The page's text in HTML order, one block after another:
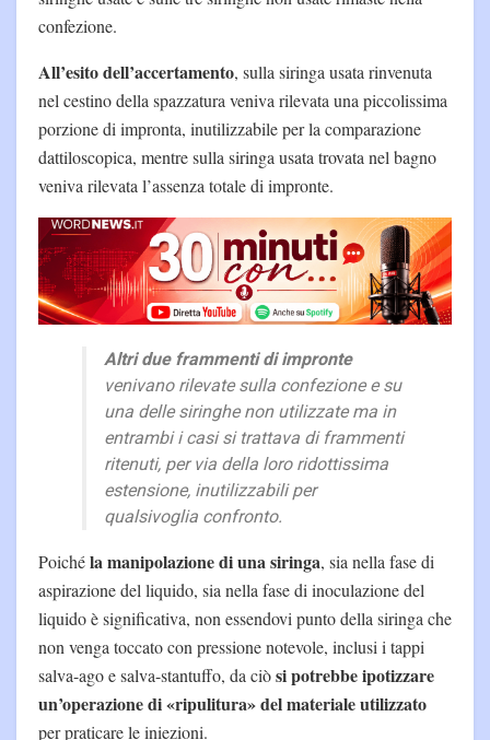
confezione.
All’esito dell’accertamento, sulla siringa usata rinvenuta
nel cestino della spazzatura veniva rilevata una piccolissima
porzione di impronta, inutilizzabile per la comparazione
dattiloscopica, mentre sulla siringa usata trovata nel bagno
veniva rilevata l’assenza totale di impronte.
Altri due frammenti di impronte
venivano rilevate sulla confezione e su
una delle siringhe non utilizzate ma in
entrambi i casi si trattava di frammenti
ritenuti, per via della loro ridottissima
estensione, inutilizzabili per
qualsivoglia confronto.
Poichéla manipolazione di una siringa, sia nella fase di
aspirazione del liquido, sia nella fase di inoculazione del
liquido è significativa, non essendovi punto della siringa che
non venga toccato con pressione notevole, inclusi i tappi
salva-ago e salva-stantuffo, da ciòsi potrebbe ipotizzare
un’operazione di «ripulitura» del materiale utilizzato
per praticare le iniezioni.